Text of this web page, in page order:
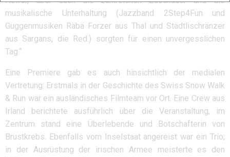
musikalische Unterhaltung (Jazzband 2Step4Fun und
Guggenmusiken Räbä Forzer aus Thal und Städtlischränzer
aus Sargans, die Red.) sorgten für einen unvergesslichen
Tag.“
Eine Premiere gab es auch hinsichtlich der medialen
Vertretung: Erstmals in der Geschichte des Swiss Snow Walk
& Run war ein ausländisches Filmteam vor Ort. Eine Crew aus
Irland berichtete ausführlich über die Veranstaltung, im
Zentrum stand eine Überlebende und Botschafterin von
Brustkrebs. Ebenfalls vom Inselstaat angereist war ein Trio;
in der Ausrüstung der irischen Armee meisterte es den